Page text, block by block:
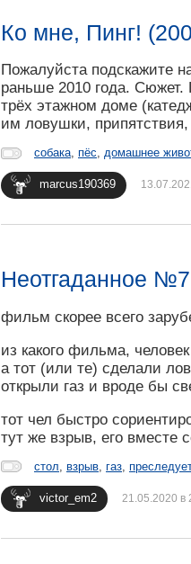
Ко мне, Пинг!
Пожалуйста подскажите
раньше 2010 года. Сюжет.
трёх этажном доме
им ловушки,
собака, пёс, домашнее
marcus190369
Неотгаданное
фильм скорее всего
из какого фильма,
а тот (или те) сделали
открыли газ и вроде бы
тот чел быстро
тут же взрыв, его вместе
стол взрыв газ преследует
victor_em2 21.05.2020 в